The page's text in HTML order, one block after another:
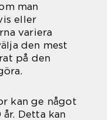
man
eller
variera
den mest
på den
kan ge något
Detta kan